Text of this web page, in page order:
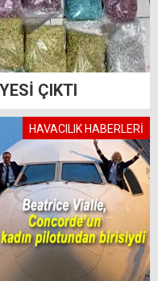
ÇIKTI
HAVACILIK HABERLERİ